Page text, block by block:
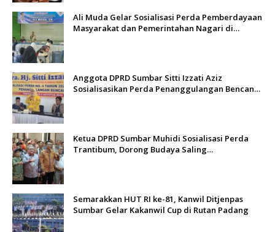
Ali Muda Gelar Sosialisasi Perda Pemberdayaan
Masyarakat dan Pemerintahan Nagari di
Anggota DPRD Sumbar Sitti Izzati Aziz
Sosialisasikan Perda Penanggulangan Bencana
Ketua DPRD Sumbar Muhidi Sosialisasi Perda
Trantibum, Dorong Budaya Saling
Semarakkan HUT RI ke-81, Kanwil Ditjenpas
Sumbar Gelar Kakanwil Cup di Rutan Padang